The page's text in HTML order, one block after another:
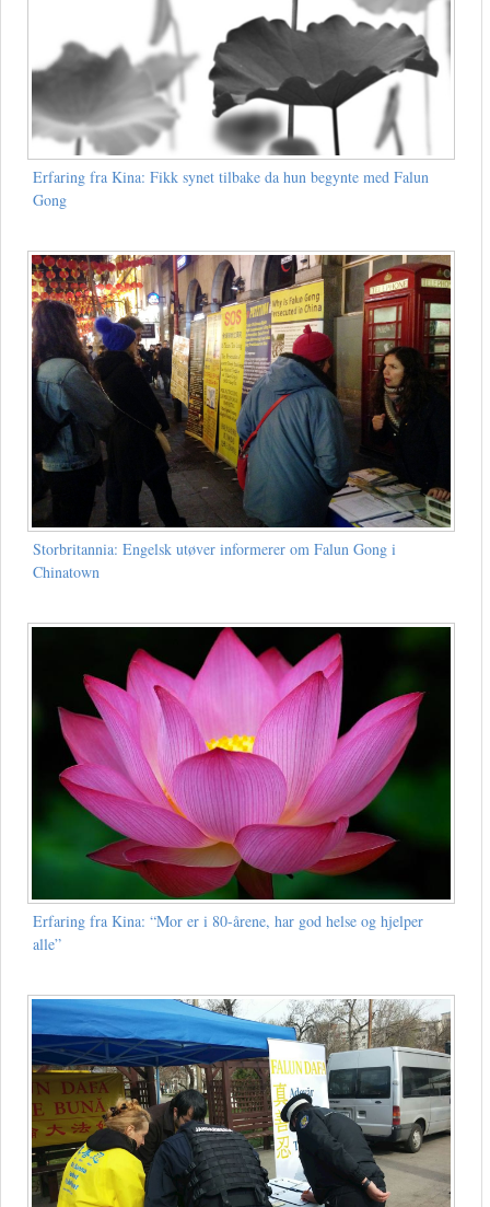
Erfaring fra Kina: Fikk synet tilbake da hun begynte med Falun
Gong
Storbritannia: Engelsk utøver informerer om Falun Gong i
Chinatown
Erfaring fra Kina: “Mor er i 80-årene, har god helse og hjelper
alle”